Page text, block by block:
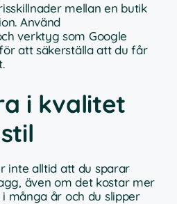
mellan en butik
Använd
verktyg som Google
att säkerställa att du får
i kvalitet
inte alltid att du sparar
även om det kostar mer
många år och du slipper